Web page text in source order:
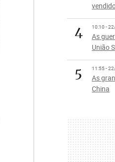
4 10:10 -
As
União
5 11:55 -
As
China